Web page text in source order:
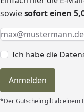
sowiesofort einen
Keine Eingabe
Eingabe erforderlich
E-Mail *
Ich habe die
Anmelden
*Der Gutschein gilt ab einem